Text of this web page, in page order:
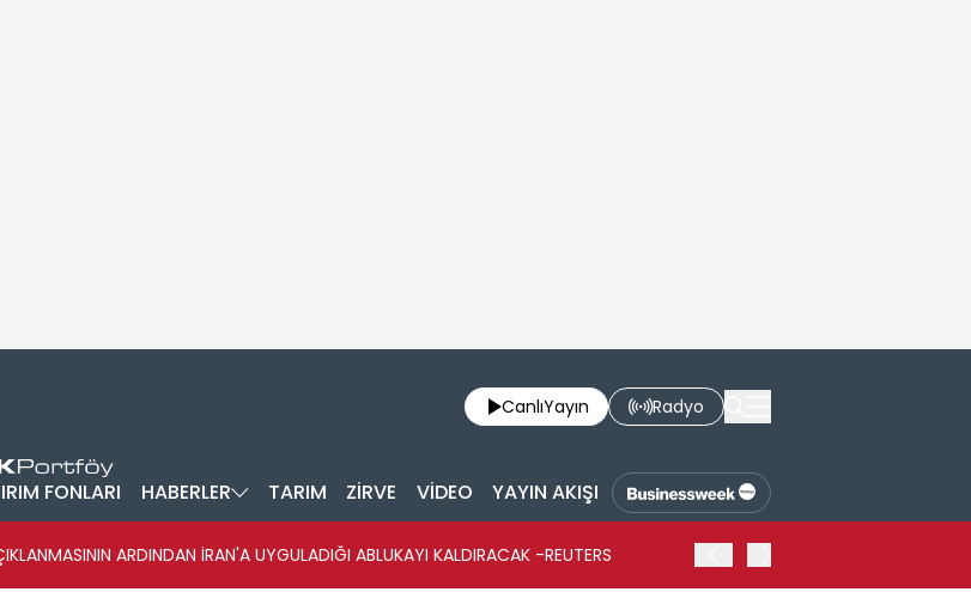
CanlıYayın Radyo
FONLARI HABERLER TARIM ZİRVE VİDEO YAYIN AKIŞI
ARDINDAN İRAN'A UYGULADIĞI ABLUKAYI KALDIRACAK -REUTERS